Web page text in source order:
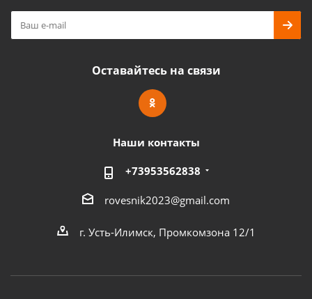
Оставайтесь на связи
Наши контакты
+73953562838
rovesnik2023@gmail.com
г. Усть-Илимск, Промкомзона 12/1